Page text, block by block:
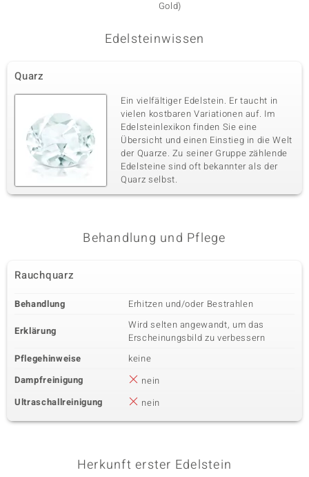
Gold)
Edelsteinwissen
Quarz
Ein vielfältiger Edelstein. Er taucht in
vielen kostbaren Variationen auf. Im
Edelsteinlexikon finden Sie eine
Übersicht und einen Einstieg in die Welt
der Quarze. Zu seiner Gruppe zählende
Edelsteine sind oft bekannter als der
Quarz selbst.
Behandlung und Pflege
Rauchquarz
Behandlung Erhitzen und/oder Bestrahlen
Erklärung
Wird selten angewandt, um das
Erscheinungsbild zu verbessern
Pflegehinweise
keine
Dampfreinigung
nein
Ultraschallreinigung
nein
Herkunft erster Edelstein